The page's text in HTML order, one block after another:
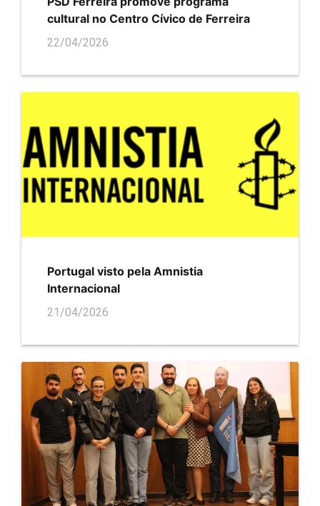
cultural no Centro Cívico de Ferreira
22/04/2026
Portugal visto pela Amnistia
Internacional
21/04/2026